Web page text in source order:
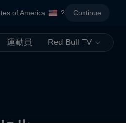
of America ? Continue
運動員 Red Bull TV